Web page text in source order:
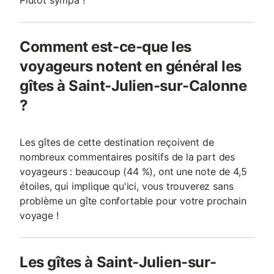
Comment est-ce-que les
voyageurs notent en général les
gîtes à Saint-Julien-sur-Calonne
?
Les gîtes de cette destination reçoivent de
nombreux commentaires positifs de la part des
voyageurs : beaucoup (44 %), ont une note de 4,5
étoiles, qui implique qu'ici, vous trouverez sans
problème un gîte confortable pour votre prochain
voyage !
Les gîtes à Saint-Julien-sur-